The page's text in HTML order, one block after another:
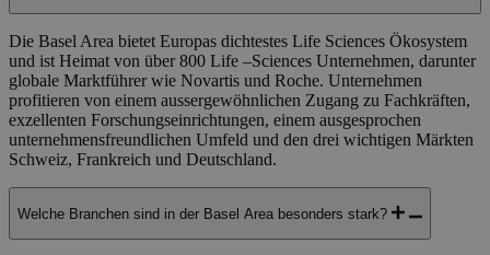
Die Basel Area bietet Europas dichtestes Life Sciences Ökosystem
und ist Heimat von über 800 Life –Sciences Unternehmen, darunter
globale Marktführer wie Novartis und Roche. Unternehmen
profitieren von einem aussergewöhnlichen Zugang zu Fachkräften,
exzellenten Forschungseinrichtungen, einem ausgesprochen
unternehmensfreundlichen Umfeld und den drei wichtigen Märkten
Schweiz, Frankreich und Deutschland.
Welche Branchen sind in der Basel Area besonders stark?